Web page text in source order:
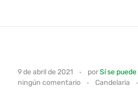
S
í
9 de abril de 2021 porSí se
ningún comentario
Candelaria